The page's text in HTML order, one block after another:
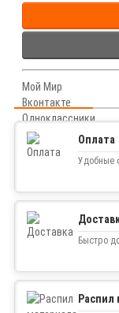
Мой Мир
Вконтакте
Одноклассники
Оплата
Удобные
Быстро
Распил